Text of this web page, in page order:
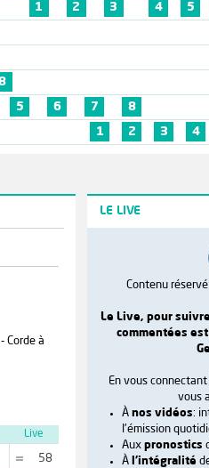
1 2 3 4 5
5 6 7
8
1
2 3 4
Corde à
Live
58
LE LIVE
Contenu
Le Live, pour
commentées
En vous
vous
À nos vidéos:
l'émission
Aux pronostics
À l'intégralité